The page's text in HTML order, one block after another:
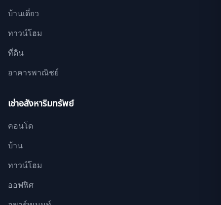
บ้านเดี่ยว
ทาวน์โฮม
ที่ดิน
อาคารพาณิชย์
เช่าอสังหาริมทรัพย์
คอนโด
บ้าน
ทาวน์โฮม
ออฟฟิศ